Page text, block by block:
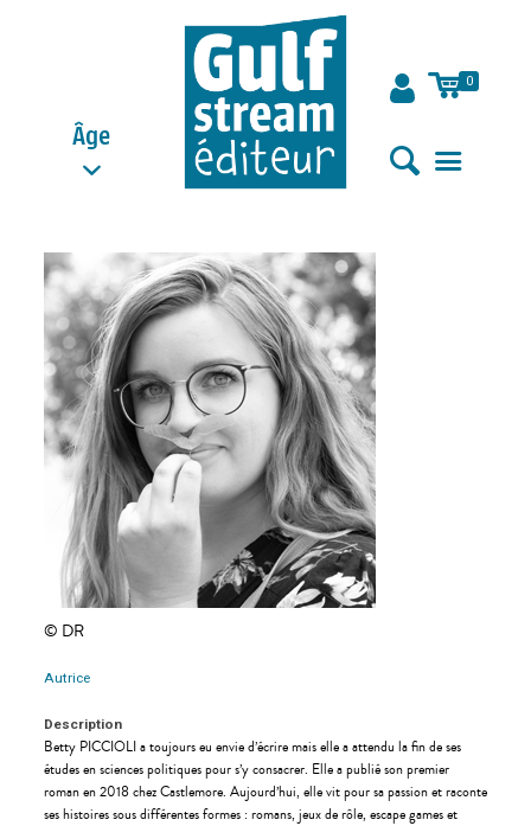
Âge
0
© DR
Autrice
Description
Betty PICCIOLI a toujours eu envie d’écrire mais elle a attendu la fin de ses
études en sciences politiques pour s’y consacrer. Elle a publié son premier
roman en 2018 chez Castlemore. Aujourd’hui, elle vit pour sa passion et raconte
ses histoires sous différentes formes : romans, jeux de rôle, escape games et